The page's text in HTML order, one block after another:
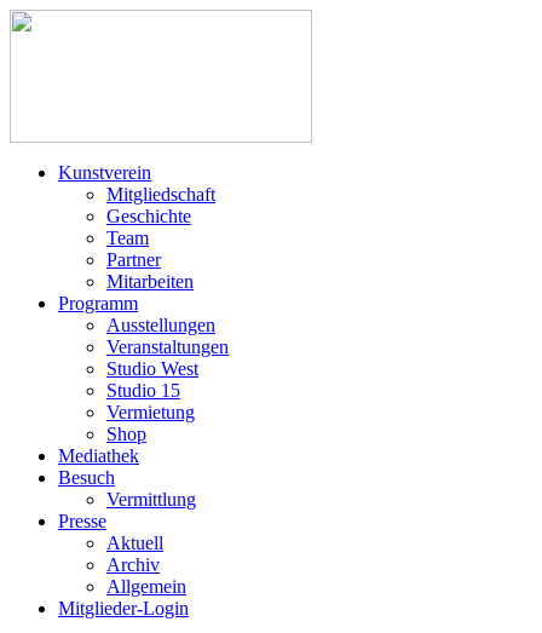
Kunstverein
Mitgliedschaft
Geschichte
Team
Partner
Mitarbeiten
Programm
Ausstellungen
Veranstaltungen
Studio West
Studio 15
Vermietung
Shop
Mediathek
Besuch
Vermittlung
Presse
Aktuell
Archiv
Allgemein
Mitglieder-Login